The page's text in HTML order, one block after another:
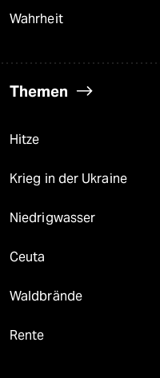
Wahrheit
Themen
Hitze
Krieg in der Ukraine
Niedrigwasser
Ceuta
Waldbrände
Rente